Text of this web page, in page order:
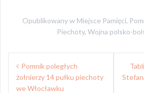
Opublikowany w Miejsce Pamięci,
Piechoty, Wojna polsko-
Nawigacja
wpisu
Pomnik poległych
żołnierzy 14 pułku piechoty
we Włocławku